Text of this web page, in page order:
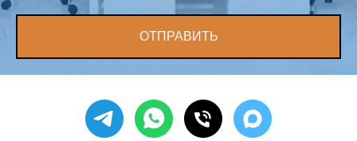
ОТПРАВИТЬ